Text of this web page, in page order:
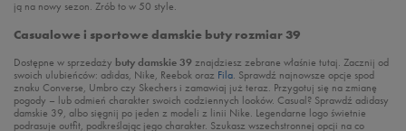
ją na nowy sezon. Zrób to w 50 style.
Casualowe i sportowe damskie buty rozmiar 39
Dostępne w sprzedaży buty damskie 39znajdziesz zebrane właśnie tutaj. Zacznij od
swoich ulubieńców: adidas, Nike, Reebok oraz Fila. Sprawdź najnowsze opcje spod
znaku Converse, Umbro czy Skechers i zamawiaj już teraz. Przygotuj się na zmianę
pogody – lub odmień charakter swoich codziennych looków. Casual? Sprawdź adidasy
damskie 39, albo sięgnij po jeden z modeli z linii Nike. Legendarne logo świetnie
podrasuje outfit, podkreślając jego charakter. Szukasz wszechstronnej opcji na co